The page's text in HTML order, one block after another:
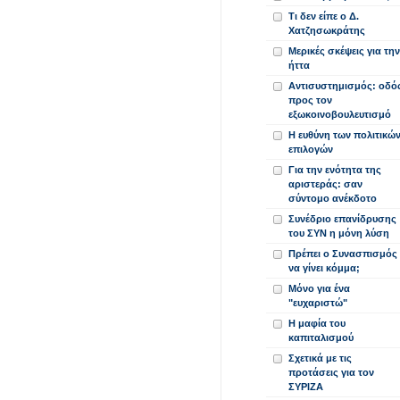
Τι δεν είπε ο Δ.
Χατζησωκράτης
Μερικές σκέψεις για την
ήττα
Αντισυστημισμός:
προς τον
εξωκοινοβουλευτισμό
Η ευθύνη των πολιτικών
επιλογών
Για την ενότητα της
αριστεράς: σαν
σύντομο ανέκδοτο
Συνέδριο επανίδρυσης
του ΣΥΝ η μόνη λύση
Πρέπει ο Συνασπισμός
να γίνει κόμμα;
Μόνο για ένα
"ευχαριστώ"
Η μαφία του
καπιταλισμού
Σχετικά με τις
προτάσεις για τον
ΣΥΡΙΖΑ